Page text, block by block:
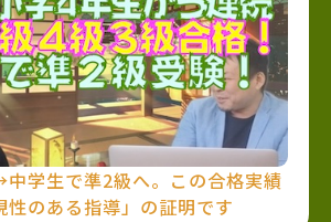
学生で準2級へ。この合格実績
性のある指導」の証明です